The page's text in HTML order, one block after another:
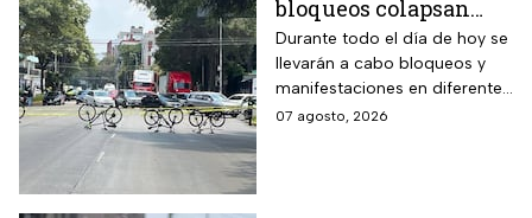
bloqueos colapsan
calles por cierres en
CDMX hoy
Durante todo el día de hoy se
llevarán a cabo bloqueos y
manifestaciones en diferentes
zonas de la CDMX por lo que
07 agosto, 2026